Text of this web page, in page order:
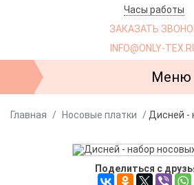
Часы работы
ЗАКАЗАТЬ
INFO@ONLY-
Меню
Главная / Носовые платки / Дисней -
Поделиться с